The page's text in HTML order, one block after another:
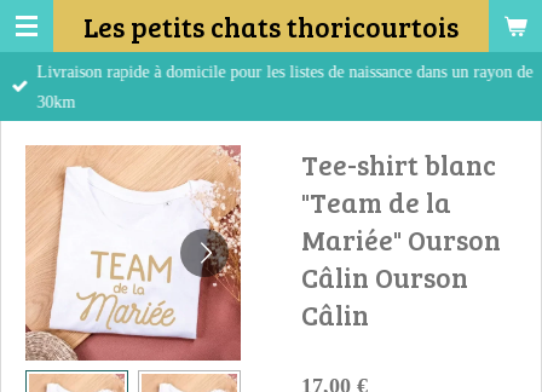
Passer
au
contenu
Les petits chats thoricourtois
Livraison rapide à domicile pour les listes de naissance dans un rayon de
30km
Tee-shirt blanc
"Team de la
Mariée" Ourson
Câlin Ourson
Câlin
17,00 €